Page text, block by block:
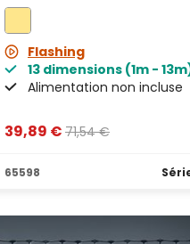
prolongeable
Flashing
13 dimensions (1m -
Alimentation non incluse
39,89 € 71,54 €
65598